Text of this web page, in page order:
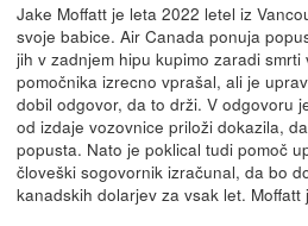
Jake Moffatt je leta 2022 letel iz
svoje babice. Air Canada ponuja
jih v zadnjem hipu kupimo zaradi smrti
pomočnika izrecno vprašal, ali je
dobil odgovor, da to drži. V odgovoru
od izdaje vozovnice priloži dokazila,
popusta. Nato je poklical tudi pomoč
človeški sogovornik izračunal, da bo
kanadskih dolarjev za vsak let.